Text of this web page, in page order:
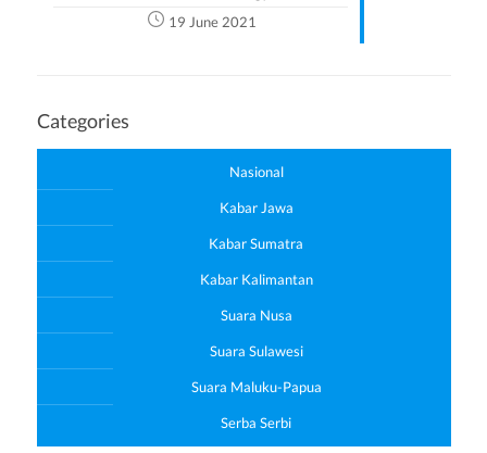
19 June 2021
Categories
Nasional
Kabar Jawa
Kabar Sumatra
Kabar Kalimantan
Suara Nusa
Suara Sulawesi
Suara Maluku-Papua
Serba Serbi